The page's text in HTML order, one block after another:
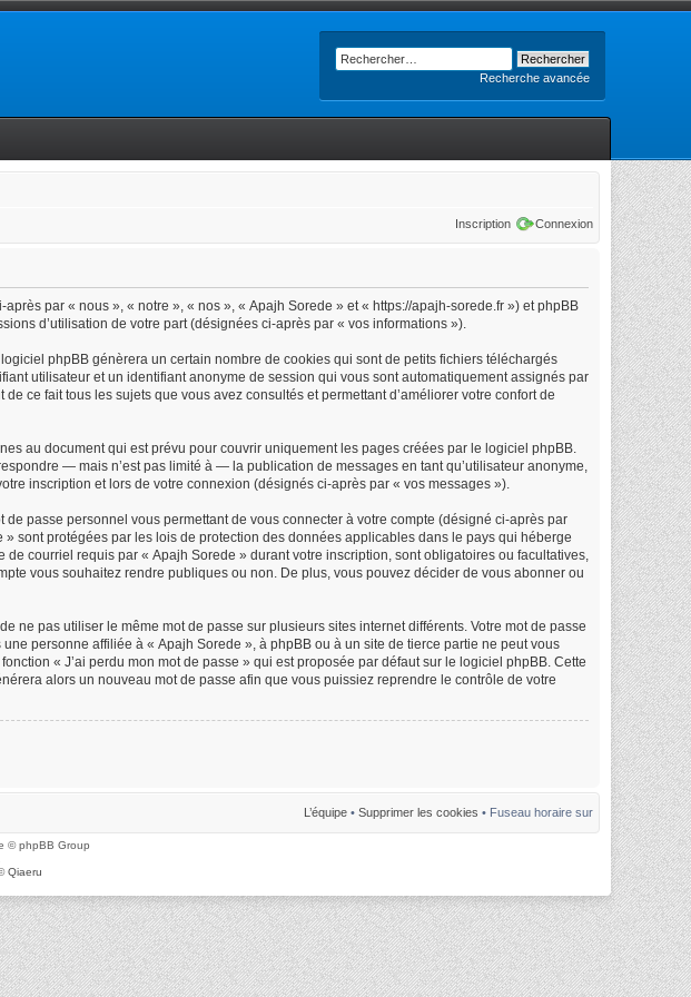
Recherche avancée
Inscription Connexion
par « nous », « notre », « nos », « Apajh Sorede » et « https://apajh-sorede.fr ») et phpBB
d’utilisation de votre part (désignées ci-après par « vos informations »).
phpBB génèrera un certain nombre de cookies qui sont de petits fichiers téléchargés
utilisateur et un identifiant anonyme de session qui vous sont automatiquement assignés par
ce fait tous les sujets que vous avez consultés et permettant d’améliorer votre confort de
au document qui est prévu pour couvrir uniquement les pages créées par le logiciel phpBB.
— mais n’est pas limité à — la publication de messages en tant qu’utilisateur anonyme,
inscription et lors de votre connexion (désignés ci-après par « vos messages »).
passe personnel vous permettant de vous connecter à votre compte (désigné ci-après par
sont protégées par les lois de protection des données applicables dans le pays qui héberge
courriel requis par « Apajh Sorede » durant votre inscription, sont obligatoires ou facultatives,
vous souhaitez rendre publiques ou non. De plus, vous pouvez décider de vous abonner ou
ne pas utiliser le même mot de passe sur plusieurs sites internet différents. Votre mot de passe
personne affiliée à « Apajh Sorede », à phpBB ou à un site de tierce partie ne peut vous
« J’ai perdu mon mot de passe » qui est proposée par défaut sur le logiciel phpBB. Cette
alors un nouveau mot de passe afin que vous puissiez reprendre le contrôle de votre
L’équipe • Supprimer les cookies • Fuseau horaire sur
© phpBB Group
Qiaeru